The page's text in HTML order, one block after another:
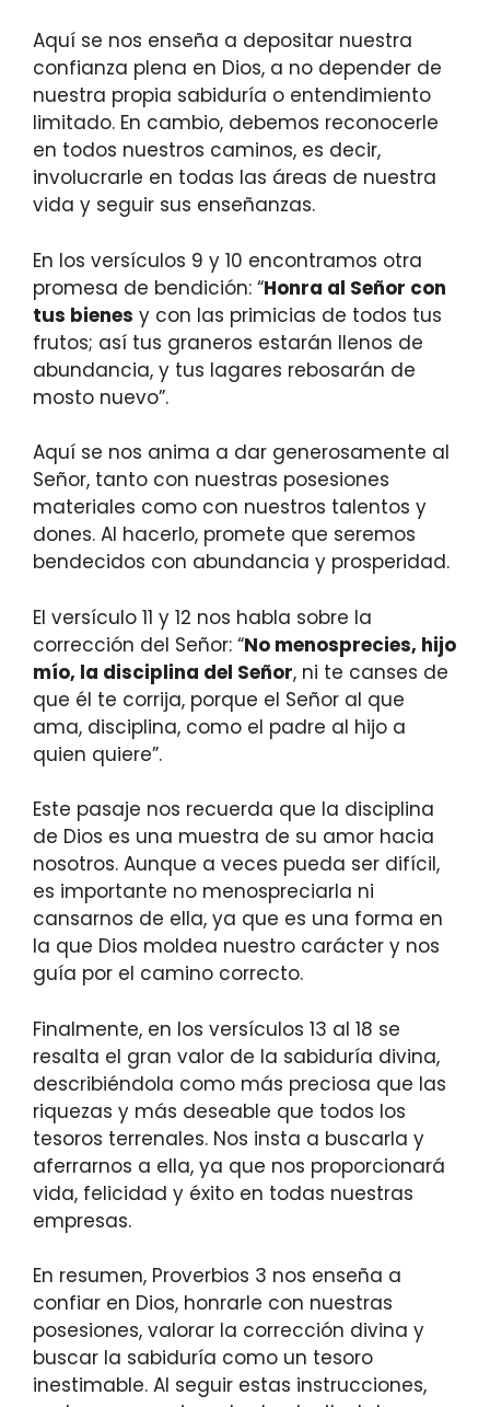
Aquí se nos enseña a depositar nuestra
confianza plena en Dios, a no depender de
nuestra propia sabiduría o entendimiento
limitado. En cambio, debemos reconocerle
en todos nuestros caminos, es decir,
involucrarle en todas las áreas de nuestra
vida y seguir sus enseñanzas.
En los versículos 9 y 10 encontramos otra
promesa de bendición: “Honra al Señor con
tus bienes y con las primicias de todos tus
frutos; así tus graneros estarán llenos de
abundancia, y tus lagares rebosarán de
mosto nuevo”.
Aquí se nos anima a dar generosamente al
Señor, tanto con nuestras posesiones
materiales como con nuestros talentos y
dones. Al hacerlo, promete que seremos
bendecidos con abundancia y prosperidad.
El versículo 11 y 12 nos habla sobre la
corrección del Señor: “No menosprecies, hijo
mío, la disciplina del Señor, ni te canses de
que él te corrija, porque el Señor al que
ama, disciplina, como el padre al hijo a
quien quiere”.
Este pasaje nos recuerda que la disciplina
de Dios es una muestra de su amor hacia
nosotros. Aunque a veces pueda ser difícil,
es importante no menospreciarla ni
cansarnos de ella, ya que es una forma en
la que Dios moldea nuestro carácter y nos
guía por el camino correcto.
Finalmente, en los versículos 13 al 18 se
resalta el gran valor de la sabiduría divina,
describiéndola como más preciosa que las
riquezas y más deseable que todos los
tesoros terrenales. Nos insta a buscarla y
aferrarnos a ella, ya que nos proporcionará
vida, felicidad y éxito en todas nuestras
empresas.
En resumen, Proverbios 3 nos enseña a
confiar en Dios, honrarle con nuestras
posesiones, valorar la corrección divina y
buscar la sabiduría como un tesoro
inestimable. Al seguir estas instrucciones,